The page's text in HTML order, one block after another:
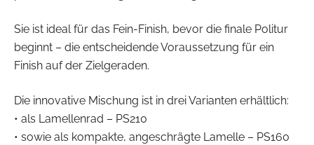
Sie ist ideal für das Fein-Finish, bevor die finale Politur
beginnt – die entscheidende Voraussetzung für ein
Finish auf der Zielgeraden.
Die innovative Mischung ist in drei Varianten erhältlich:
• als Lamellenrad – PS210
• sowie als kompakte, angeschrägte Lamelle – PS160